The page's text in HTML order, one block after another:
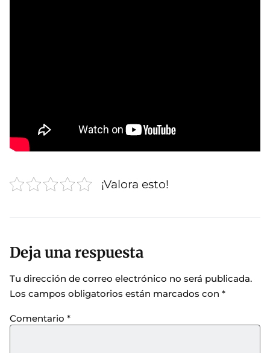
¡Valora esto!
Deja una respuesta
Tu dirección de correo electrónico no será publicada.
Los campos obligatorios están marcados con *
Comentario *